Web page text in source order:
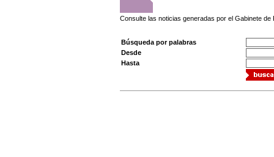
Consulte las noticias generadas por el Gabinete de
Búsqueda por palabras
Desde
Hasta